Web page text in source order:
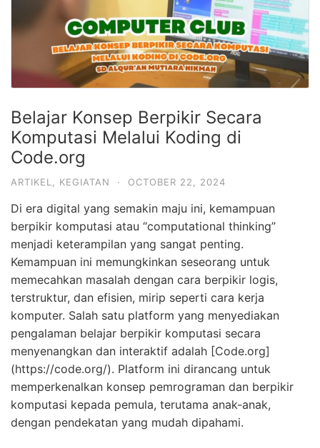
Belajar Konsep Berpikir Secara
Komputasi Melalui Koding di
Code.org
ARTIKEL, KEGIATAN · OCTOBER 22, 2024
Di era digital yang semakin maju ini, kemampuan
berpikir komputasi atau “computational thinking”
menjadi keterampilan yang sangat penting.
Kemampuan ini memungkinkan seseorang untuk
memecahkan masalah dengan cara berpikir logis,
terstruktur, dan efisien, mirip seperti cara kerja
komputer. Salah satu platform yang menyediakan
pengalaman belajar berpikir komputasi secara
menyenangkan dan interaktif adalah [Code.org]
(https://code.org/). Platform ini dirancang untuk
memperkenalkan konsep pemrograman dan berpikir
komputasi kepada pemula, terutama anak-anak,
dengan pendekatan yang mudah dipahami.